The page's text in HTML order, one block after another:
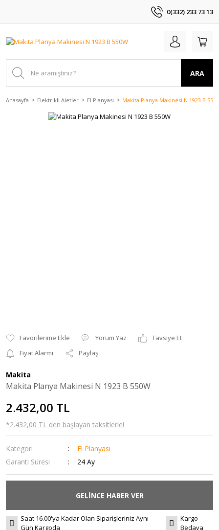
0(332) 233 73 13
ARA
Anasayfa Elektrikli Aletler El Planyası Makita Planya Makinesi N 1923 B
Yorum Yaz
Tavsiye Et
Fiyat Alarmı
Paylaş
Makita
Makita Planya Makinesi N 1923 B 550W
2.432,00 TL
*2.432,00 TL den başlayan taksitlerle!
Kategori
El Planyası
Garanti Süresi
24 Ay
GELİNCE HABER VER
Saat 16.00'ya Kadar Olan Siparişleriniz Aynı
Gün Kargoda
Kargo
Bedava